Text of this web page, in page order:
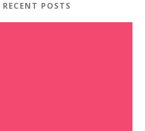
RECENT POSTS